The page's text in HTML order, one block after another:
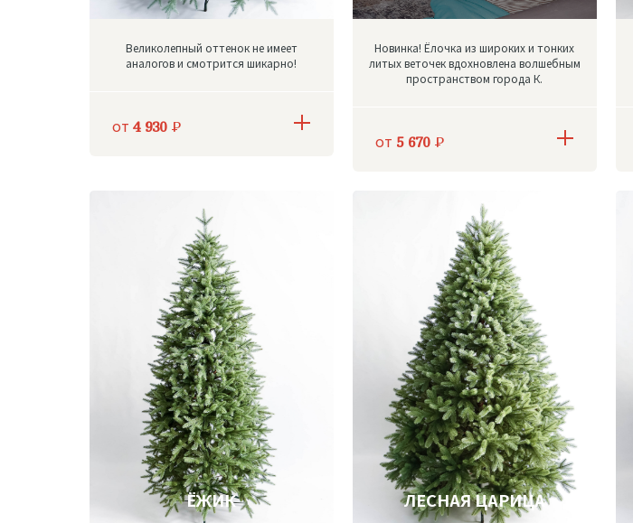
Великолепный оттенок не имеет
аналогов и смотрится шикарно!
от 4 930 Р
Новинка! Ёлочка из широких и тонких
литых веточек вдохновлена волшебным
пространством города К.
от 5 670 Р
ЁЖИК ЛЕСНАЯ ЦАРИЦА